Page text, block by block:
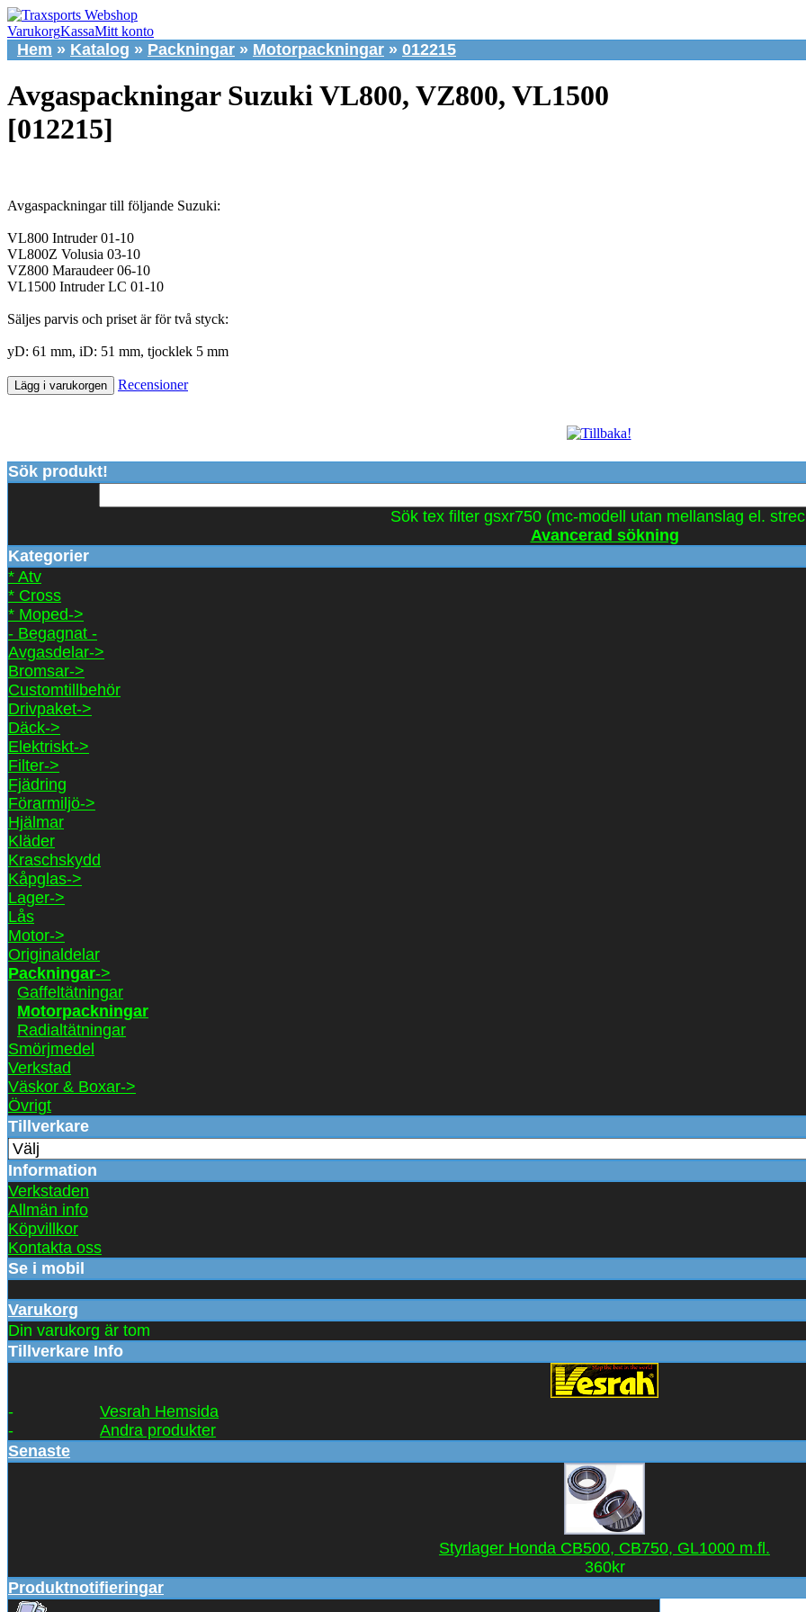
VarukorgKassaMitt konto
Hem » Katalog » Packningar » Motorpackningar » 012215
Avgaspackningar Suzuki VL800, VZ800, VL1500
[012215]
Avgaspackningar till följande Suzuki:
VL800 Intruder 01-10
VL800Z Volusia 03-10
VZ800 Maraudeer 06-10
VL1500 Intruder LC 01-10
Säljes parvis och priset är för två styck:
yD: 61 mm, iD: 51 mm, tjocklek 5 mm
Lägg i varukorgen Recensioner
Sök produkt!
Sök tex filter gsxr750 (mc-modell utan mellanslag el.
Avancerad sökning
Kategorier
* Atv
* Cross
* Moped->
- Begagnat -
Avgasdelar->
Bromsar->
Customtillbehör
Drivpaket->
Däck->
Elektriskt->
Filter->
Fjädring
Förarmiljö->
Hjälmar
Kläder
Kraschskydd
Kåpglas->
Lager->
Lås
Motor->
Originaldelar
Packningar->
Gaffeltätningar
Motorpackningar
Radialtätningar
Smörjmedel
Verkstad
Väskor & Boxar->
Övrigt
Tillverkare
Information
Verkstaden
Allmän info
Köpvillkor
Kontakta oss
Se i mobil
Varukorg
Din varukorg är tom
Tillverkare Info
-
Vesrah Hemsida
-
Andra produkter
Senaste
Styrlager Honda CB500, CB750, GL1000 m.fl.
360kr
Produktnotifieringar